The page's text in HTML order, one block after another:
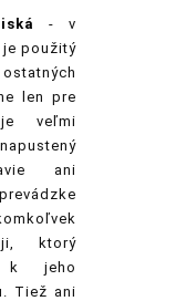
- v
je použitý
len pre
veľmi
ani
ktorý
k jeho
Tiež ani